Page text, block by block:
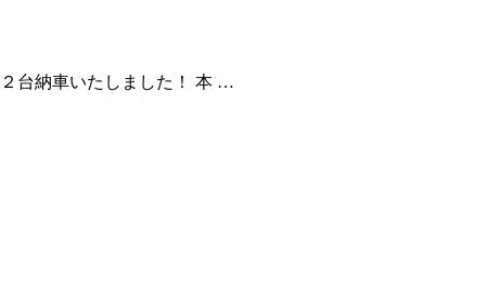
台納車いたしました！ 本 …